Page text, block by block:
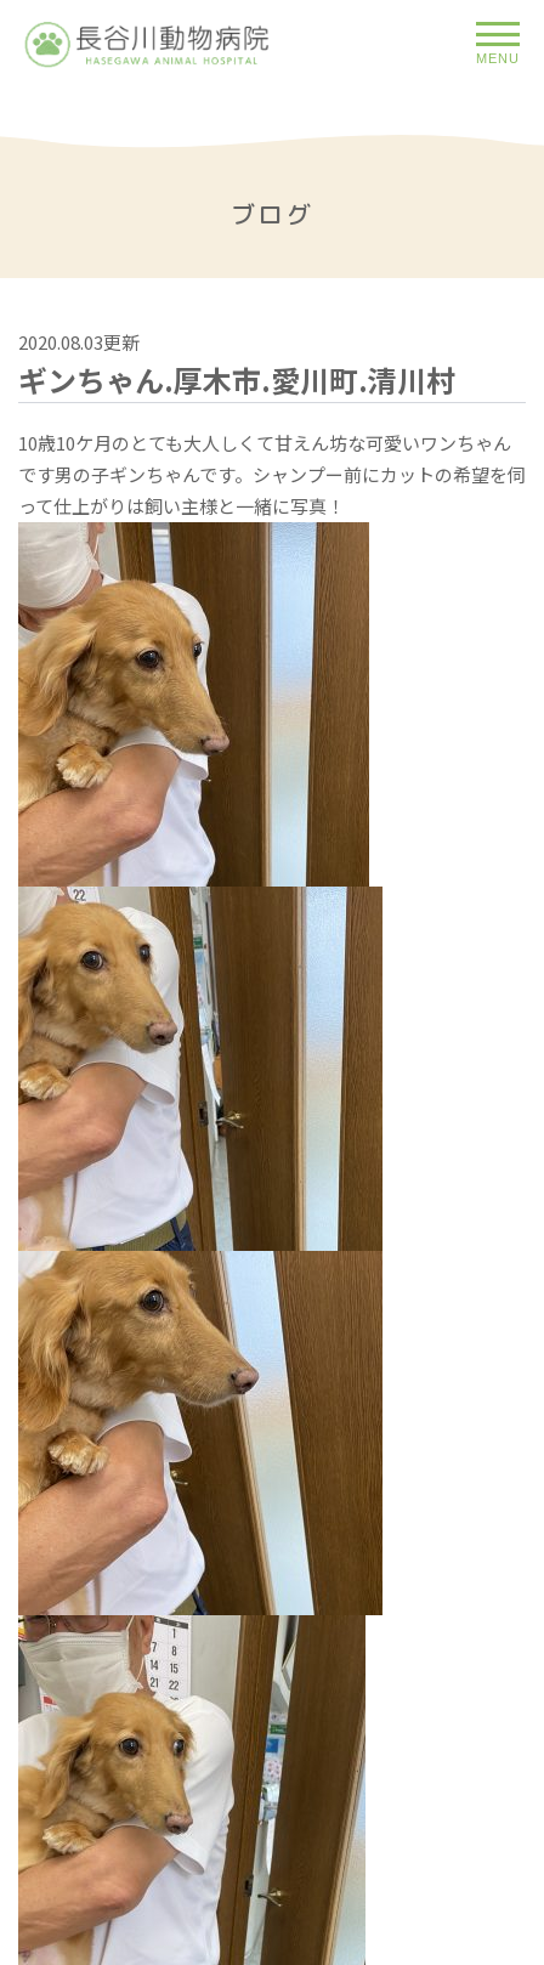
MENU
ブログ
2020.08.03更新
ギンちゃん.厚木市.愛川町.清川村
10歳10ケ月のとても大人しくて甘えん坊な可愛いワンちゃん
です男の子ギンちゃんです。シャンプー前にカットの希望を伺
って仕上がりは飼い主様と一緒に写真！